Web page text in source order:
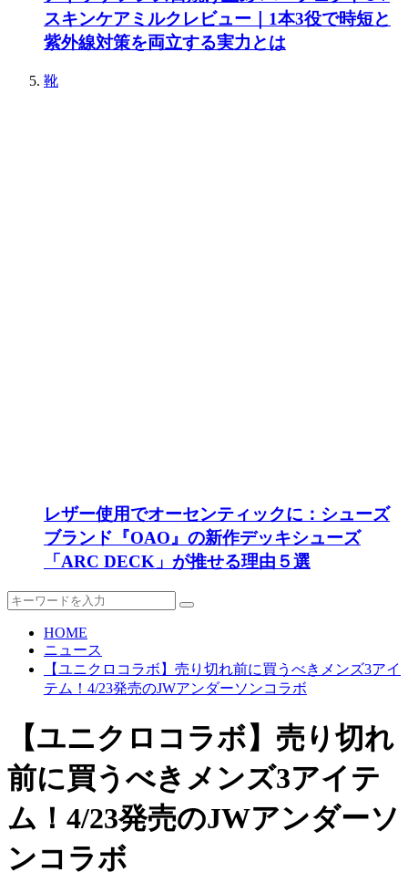
スキンケアミルクレビュー｜1本3役で時短と
紫外線対策を両立する実力とは
靴
レザー使用でオーセンティックに：シューズ
ブランド『OAO』の新作デッキシューズ
「ARC DECK」が推せる理由５選
HOME
ニュース
【ユニクロコラボ】売り切れ前に買うべきメンズ3アイ
テム！4/23発売のJWアンダーソンコラボ
【ユニクロコラボ】売り切れ
前に買うべきメンズ3アイテ
ム！4/23発売のJWアンダーソ
ンコラボ